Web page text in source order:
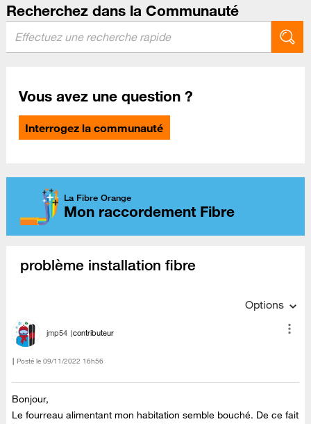
Recherchez dans la Communauté
Vous avez une question ?
Interrogez la communauté
La Fibre Orange
Mon raccordement Fibre
problème installation fibre
Options
jmp54 contributeur
Posté le ‎09/11/2022 16h56
Bonjour,
Le fourreau alimentant mon habitation semble bouché. De ce fait